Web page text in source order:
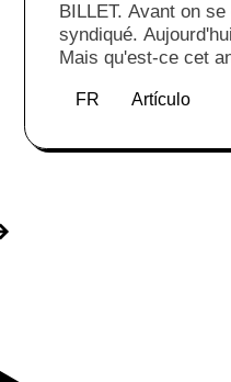
BILLET. Avant on
syndiqué.
Mais qu'est-ce cet
en plus de
à nous poser la
FR Artículo